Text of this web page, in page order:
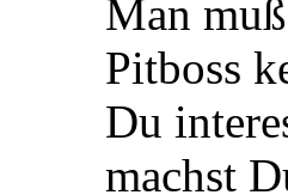
Man
Pitboss
Du
machst